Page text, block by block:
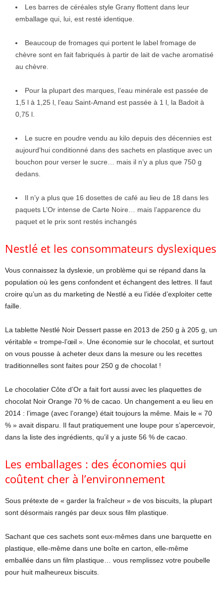
Les barres de céréales style Grany flottent dans leur
emballage qui, lui, est resté identique.
Beaucoup de fromages qui portent le label fromage de
chèvre sont en fait fabriqués à partir de lait de vache aromatisé
au chèvre.
Pour la plupart des marques, l’eau minérale est passée de
1,5 l à 1,25 l, l’eau Saint-Amand est passée à 1 l, la Badoit à
0,75 l.
Le sucre en poudre vendu au kilo depuis des décennies est
aujourd’hui conditionné dans des sachets en plastique avec un
bouchon pour verser le sucre… mais il n’y a plus que 750 g
dedans.
Il n’y a plus que 16 dosettes de café au lieu de 18 dans les
paquets L’Or intense de Carte Noire… mais l’apparence du
paquet et le prix sont restés inchangés
Nestlé et les consommateurs dyslexiques
Vous connaissez la dyslexie, un problème qui se répand dans la
population où les gens confondent et échangent des lettres. Il faut
croire qu’un as du marketing de Nestlé a eu l’idée d’exploiter cette
faille.
La tablette Nestlé Noir Dessert passe en 2013 de 250 g à 205 g, un
véritable « trompe-l’œil ». Une économie sur le chocolat, et surtout
on vous pousse à acheter deux dans la mesure ou les recettes
traditionnelles sont faites pour 250 g de chocolat !
Le chocolatier Côte d’Or a fait fort aussi avec les plaquettes de
chocolat Noir Orange 70 % de cacao. Un changement a eu lieu en
2014 : l’image (avec l’orange) était toujours la même. Mais le « 70
% » avait disparu. Il faut pratiquement une loupe pour s’apercevoir,
dans la liste des ingrédients, qu’il y a juste 56 % de cacao.
Les emballages : des économies qui
coûtent cher à l’environnement
Sous prétexte de « garder la fraîcheur » de vos biscuits, la plupart
sont désormais rangés par deux sous film plastique.
Sachant que ces sachets sont eux-mêmes dans une barquette en
plastique, elle-même dans une boîte en carton, elle-même
emballée dans un film plastique… vous remplissez votre poubelle
pour huit malheureux biscuits.